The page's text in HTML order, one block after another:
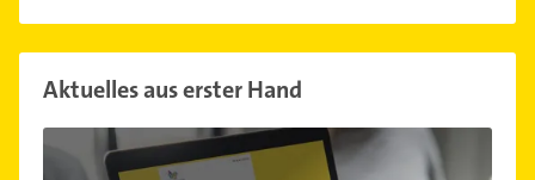
Aktuelles aus erster Hand